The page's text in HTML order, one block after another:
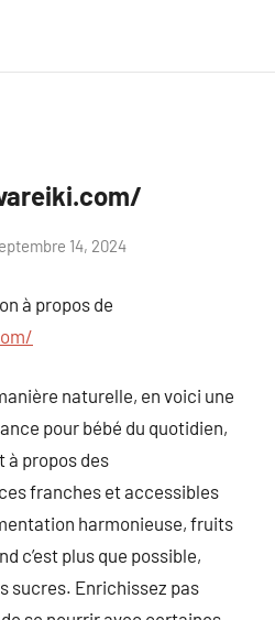
14, 2024
à propos de
naturelle, en voici une
pour bébé du quotidien,
à propos des
franches et accessibles
harmonieuse, fruits
c’est plus que possible,
sucres. Enrichissez pas